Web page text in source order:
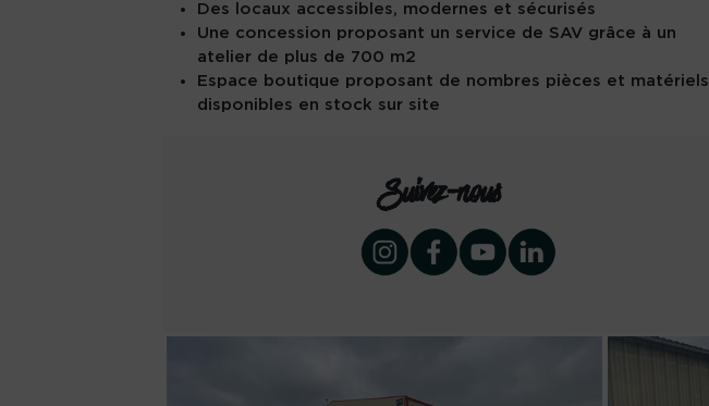
Des locaux accessibles, modernes et sécurisés
Une concession proposant un service de SAV grâce à un
atelier de plus de 700 m2
Espace boutique proposant de nombres pièces et matériels
disponibles en stock sur site
Suivez-nous